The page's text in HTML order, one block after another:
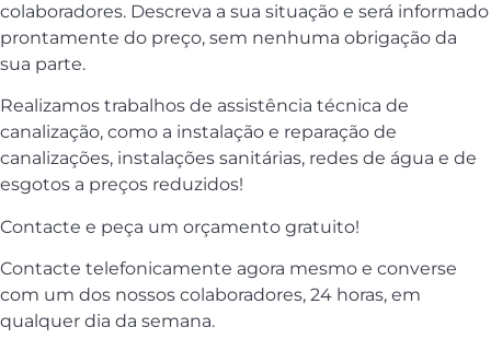
colaboradores. Descreva a sua situação e será informado
prontamente do preço, sem nenhuma obrigação da
sua parte.
Realizamos trabalhos de assistência técnica de
canalização, como a instalação e reparação de
canalizações, instalações sanitárias, redes de água e de
esgotos a preços reduzidos!
Contacte e peça um orçamento gratuito!
Contacte telefonicamente agora mesmo e converse
com um dos nossos colaboradores, 24 horas, em
qualquer dia da semana.